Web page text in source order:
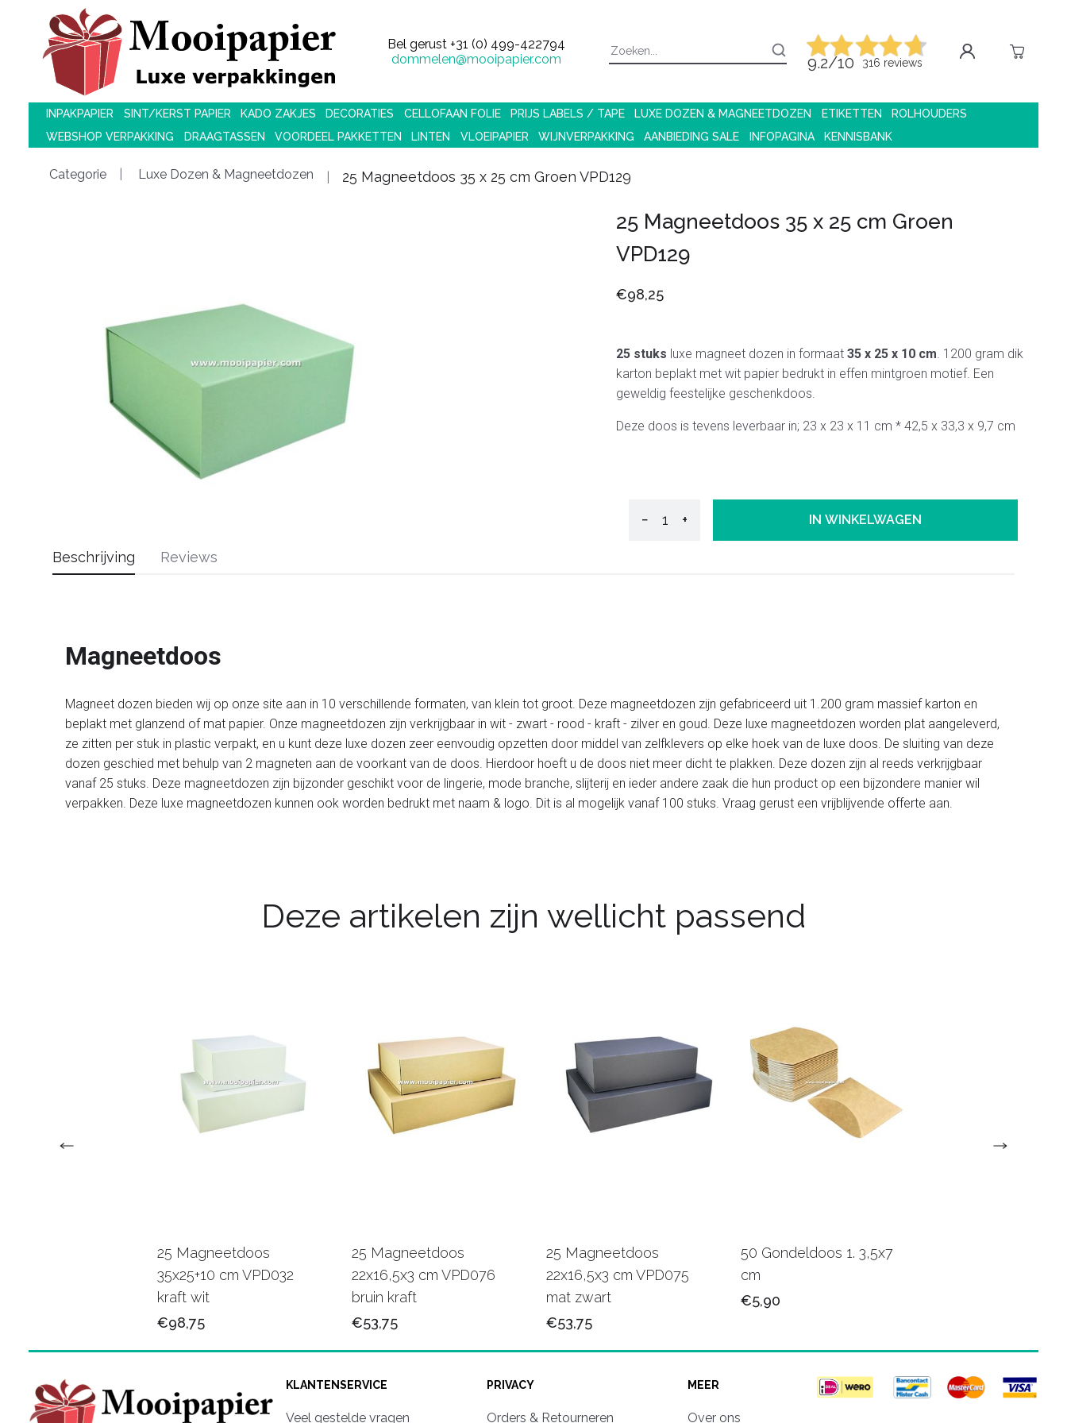
Bel gerust +31 (0) 499-422794
dommelen@mooipapier.com
9.2/10 316 reviews
INPAKPAPIER SINT/KERST PAPIER KADO ZAKJES DECORATIES CELLOFAAN FOLIE PRIJS LABELS / TAPE LUXE DOZEN & MAGNEETDOZEN ETIKETTEN
ROLHOUDERS
WEBSHOP VERPAKKING
DRAAGTASSEN VOORDEEL PAKKETTEN LINTEN VLOEIPAPIER WIJNVERPAKKING AANBIEDING SALE INFOPAGINA KENNISBANK
Categorie Luxe Dozen & Magneetdozen 25 Magneetdoos 35 x 25 cm Groen VPD129
25 Magneetdoos 35 x 25 cm Groen
VPD129
€98,25
25 stuks luxe magneet dozen in formaat 35 x 25 x 10 cm . 1200 gram dik
karton beplakt met wit papier bedrukt in effen mintgroen motief. Een
geweldig feestelijke geschenkdoos.
Deze doos is tevens leverbaar in; 23 x 23 x 11 cm * 42,5 x 33,3 x 9,7 cm
− + IN WINKELWAGEN
Beschrijving
Magneetdoos
Magneet dozen bieden wij op onze site aan in 10 verschillende formaten, van klein tot groot. Deze magneetdozen zijn gefabriceerd uit 1.200 gram massief karton en
beplakt met glanzend of mat papier. Onze magneetdozen zijn verkrijgbaar in wit - zwart - rood - kraft - zilver en goud. Deze luxe magneetdozen worden plat aangeleverd,
ze zitten per stuk in plastic verpakt, en u kunt deze luxe dozen zeer eenvoudig opzetten door middel van zelfklevers op elke hoek van de luxe doos. De sluiting van deze
dozen geschied met behulp van 2 magneten aan de voorkant van de doos. Hierdoor hoeft u de doos niet meer dicht te plakken. Deze dozen zijn al reeds verkrijgbaar
vanaf 25 stuks. Deze magneetdozen zijn bijzonder geschikt voor de lingerie, mode branche, slijterij en ieder andere zaak die hun product op een bijzondere manier wil
verpakken. Deze luxe magneetdozen kunnen ook worden bedrukt met naam & logo. Dit is al mogelijk vanaf 100 stuks. Vraag gerust een vrijblijvende offerte aan.
Reviews
Deze artikelen zijn wellicht passend
25 Magneetdoos
35x25+10 cm VPD032
kraft wit
€98,75
25 Magneetdoos
22x16,5x3 cm VPD076
bruin kraft
€53,75
25 Magneetdoos
22x16,5x3 cm VPD075
mat zwart
€53,75
50 Gondeldoos 1. 3,5x7
cm
€5,90
KLANTENSERVICE
Veel gestelde vragen
PRIVACY
Orders & Retourneren
MEER
Over ons